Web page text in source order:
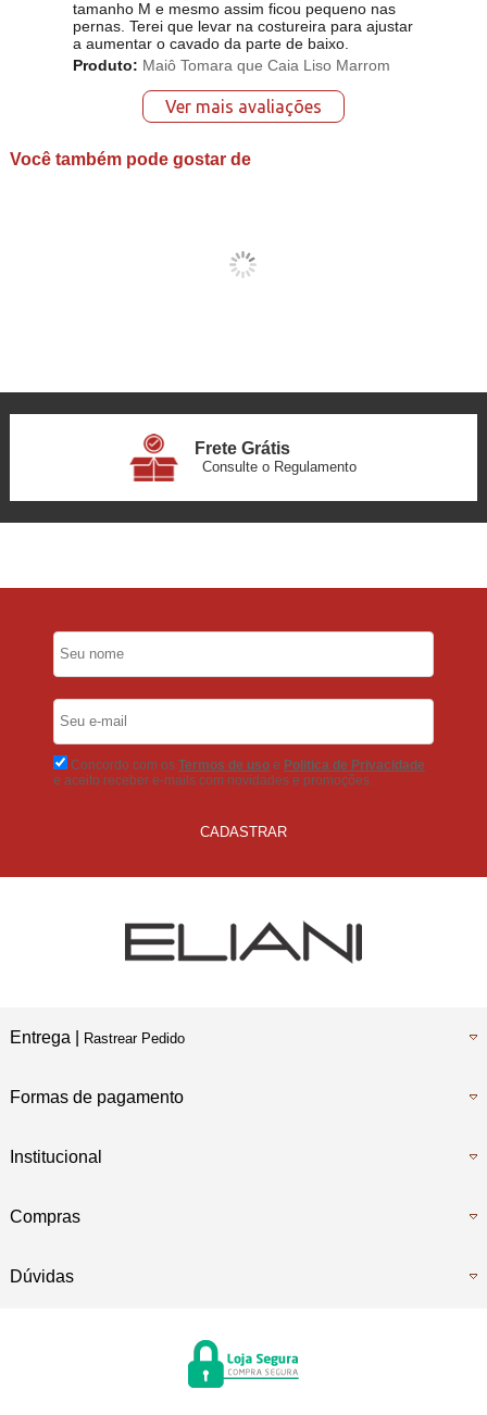
tamanho M e mesmo assim ficou pequeno nas
pernas. Terei que levar na costureira para ajustar
a aumentar o cavado da parte de baixo.
Produto: Maiô Tomara que Caia Liso Marrom
Ver mais avaliações
Você também pode gostar de
Frete Grátis
Consulte o Regulamento
Concordo com os Termos de usoe Politica de Privacidade
e aceito receber e-mails com novidades e promoções.
CADASTRAR
Entrega | Rastrear Pedido
Formas de pagamento
Institucional
Compras
Dúvidas